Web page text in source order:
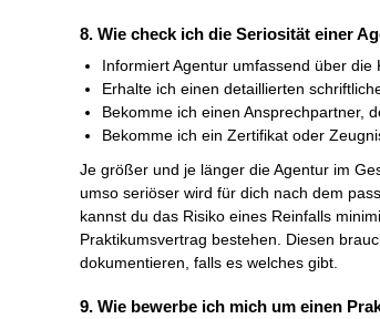
8. Wie check ich die Seriosität einer
Informiert Agentur umfassend über die
Erhalte ich einen detaillierten
Bekomme ich einen Ansprechpartner,
Bekomme ich ein Zertifikat oder
Je größer und je länger die Agentur im
umso seriöser wird für dich nach dem
kannst du das Risiko eines Reinfalls
Praktikumsvertrag bestehen. Diesen
dokumentieren, falls es welches gibt.
9. Wie bewerbe ich mich um einen